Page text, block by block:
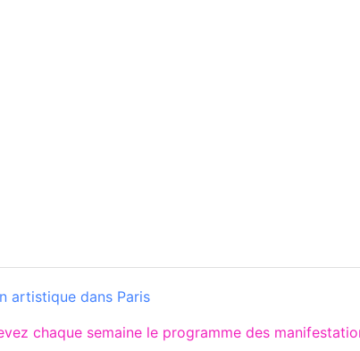
artistique dans Paris
chaque semaine le programme des